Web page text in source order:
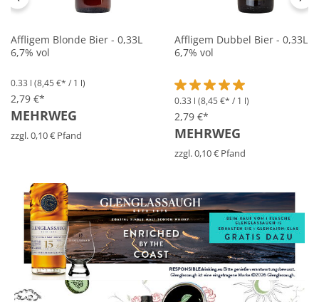
Affligem Blonde Bier - 0,33L
6,7% vol
0.33 l (8,45 €* / 1 l)
2,79 €*
MEHRWEG
zzgl. 0,10 € Pfand
Affligem Dubbel Bier - 0,33L
6,7% vol
Durchschnittliche
0.33 l (8,45 €* / 1 l)
2,79 €*
MEHRWEG
zzgl. 0,10 € Pfand